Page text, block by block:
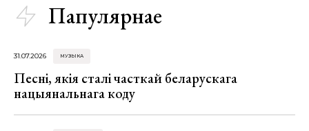
Папулярнае
31.07.2026 МУЗЫКА
Песні, якія сталі часткай беларускага
нацыянальнага коду